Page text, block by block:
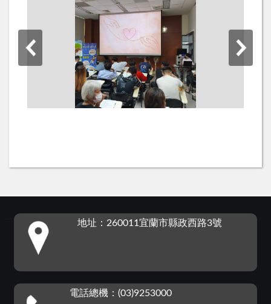
地址：260011宜蘭市縣政西路3號
電話總機：(03)9253000